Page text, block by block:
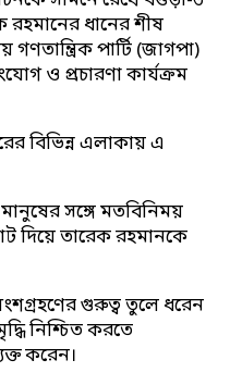
ধানের শীষ
পার্টি (জাগপা)
ও প্রচারণা কার্যক্রম
বিভিন্ন এলাকায় এ
সঙ্গে মতবিনিময়
দিয়ে তারেক রহমানকে
গুরুত্ব তুলে ধরেন
নিশ্চিত করতে
করেন।